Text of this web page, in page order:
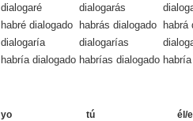
dialogaré dialogarás
habré dialogado habrás dialogado habrá
dialogaría dialogarías
habría dialogado habrías dialogado
yo tú él/